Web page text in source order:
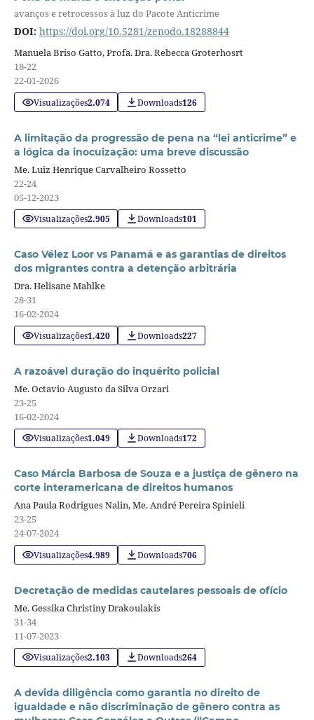
avanços e retrocessos à luz do Pacote Anticrime
DOI: https://doi.org/10.5281/zenodo.18288844
Manuela Briso Gatto, Profa. Dra. Rebecca Groterhosrt
18-22
22-01-2026
Visualizações2.074 Downloads126
A limitação da progressão de pena na “lei anticrime” e
a lógica da inocuização: uma breve discussão
Me. Luiz Henrique Carvalheiro Rossetto
22-24
05-12-2023
Visualizações2.905 Downloads101
Caso Vélez Loor vs Panamá e as garantias de direitos
dos migrantes contra a detenção arbitrária
Dra. Helisane Mahlke
28-31
16-02-2024
Visualizações1.420 Downloads227
A razoável duração do inquérito policial
Me. Octavio Augusto da Silva Orzari
23-25
16-02-2024
Visualizações1.049 Downloads172
Caso Márcia Barbosa de Souza e a justiça de gênero na
corte interamericana de direitos humanos
Ana Paula Rodrigues Nalin, Me. André Pereira Spinieli
23-25
24-07-2024
Visualizações4.989 Downloads706
Decretação de medidas cautelares pessoais de ofício
Me. Gessika Christiny Drakoulakis
31-34
11-07-2023
Visualizações2.103 Downloads264
A devida diligência como garantia no direito de
igualdade e não discriminação de gênero contra as